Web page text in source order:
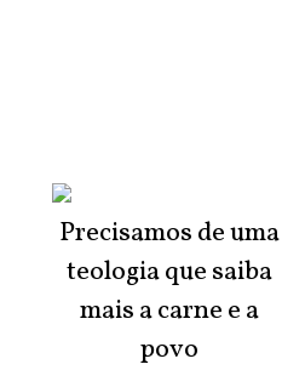
Precisamos de uma
teologia que saiba
mais a carne e a
povo